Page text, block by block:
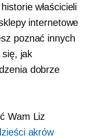
historie właścicieli
internetowe
poznać innych
się, jak
dobrze
Wam Liz
akrów